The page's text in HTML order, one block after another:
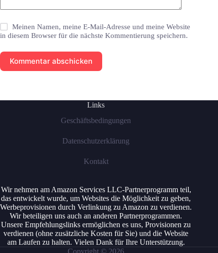
Meinen Namen, meine E-Mail-Adresse und meine Website
in diesem Browser für die nächste Kommentierung speichern.
Kommentar abschicken
Links
Geschäftsbedingungen
Datenschutzerklärung
Kontakt
Wir nehmen am Amazon Services LLC-Partnerprogramm teil,
das entwickelt wurde, um Websites die Möglichkeit zu geben,
Werbeprovisionen durch Verlinkung zu Amazon zu verdienen.
Wir beteiligen uns auch an anderen Partnerprogrammen.
Unsere Empfehlungslinks ermöglichen es uns, Provisionen zu
verdienen (ohne zusätzliche Kosten für Sie) und die Website
am Laufen zu halten. Vielen Dank für Ihre Unterstützung.